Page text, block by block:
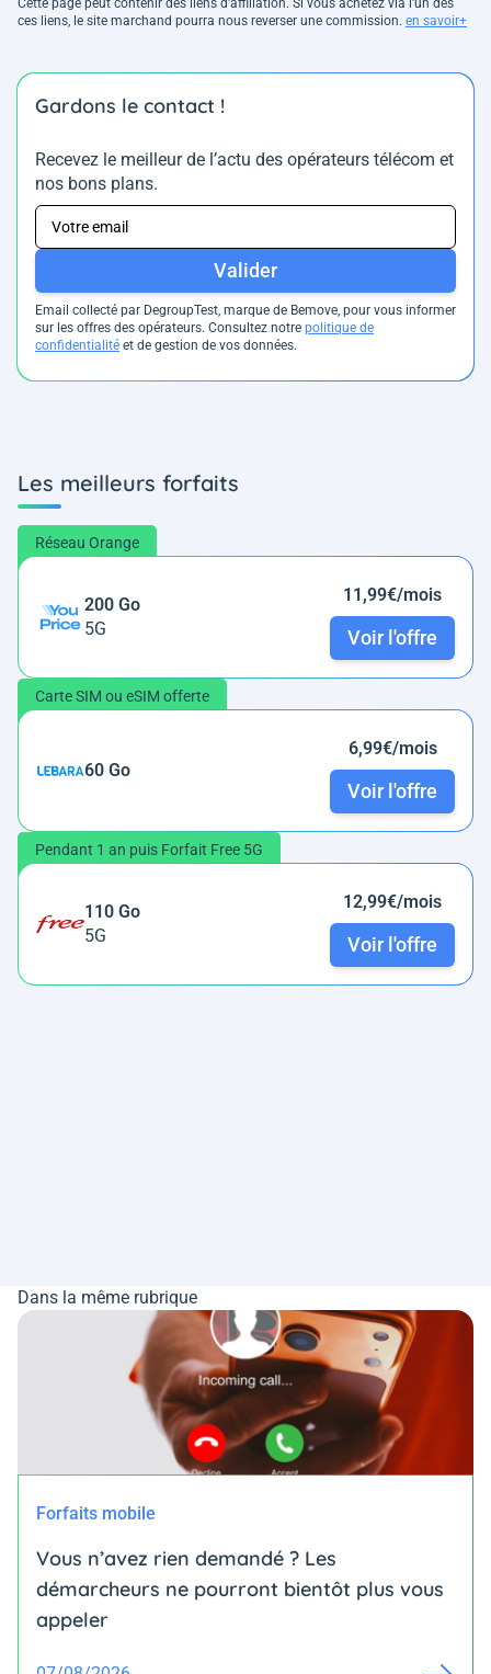
Cette page peut contenir des liens d’affiliation. Si vous achetez via l'un des
ces liens, le site marchand pourra nous reverser une commission. en savoir+
Gardons le contact !
Recevez le meilleur de l’actu des opérateurs télécom et
nos bons plans.
Valider
Email collecté par DegroupTest, marque de Bemove, pour vous informer
sur les offres des opérateurs. Consultez notre politique de
confidentialité et de gestion de vos données.
Les meilleurs forfaits
Réseau Orange
200 Go
5G
11,99€/mois
Voir l'offre
Carte SIM ou eSIM offerte
60 Go
6,99€/mois
Voir l'offre
Pendant 1 an puis Forfait Free 5G
110 Go
5G
12,99€/mois
Voir l'offre
Dans la même rubrique
Forfaits mobile
Vous n’avez rien demandé ? Les
démarcheurs ne pourront bientôt plus vous
appeler